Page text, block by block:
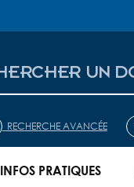
RECHERCHE AVANCÉE
INFOS PRATIQUES